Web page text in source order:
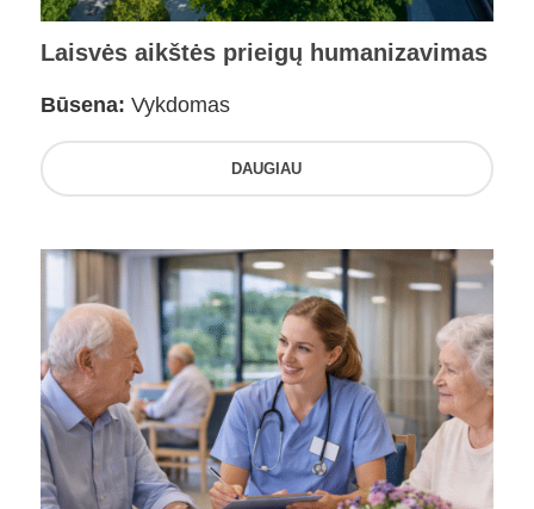
Laisvės aikštės prieigų humanizavimas
Būsena: Vykdomas
DAUGIAU